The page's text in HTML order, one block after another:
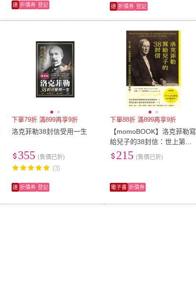
速 折價券 登記 速 折價券 登記
下單79折 滿899再享9折
洛克菲勒38封信受用一生
355 (售價已折)
(3)
速 折價券 登記
下單88折 滿899再享9折
【momoBOOK】洛克菲勒寫
給兒子的38封信：世上第一
位億萬富翁，與他富過七代
的財富奧祕。(電子書)
215 (售價已折)
電子書 折價券